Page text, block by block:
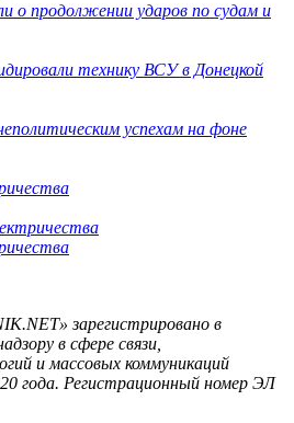
о продолжении ударов по судам и
технику ВСУ в Донецкой
успехам на фоне
зарегистрировано в
в сфере связи,
и массовых коммуникаций
года. Регистрационный номер ЭЛ